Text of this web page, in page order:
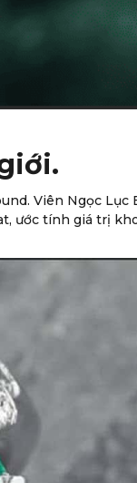
Viên Ngọc Lục
ước tính giá trị